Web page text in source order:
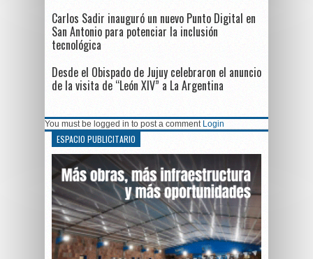
Carlos Sadir inauguró un nuevo Punto Digital en
San Antonio para potenciar la inclusión
tecnológica
Desde el Obispado de Jujuy celebraron el anuncio
de la visita de “León XIV” a La Argentina
You must be logged in to post a comment Login
ESPACIO PUBLICITARIO